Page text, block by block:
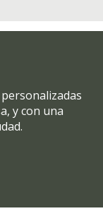
y con una